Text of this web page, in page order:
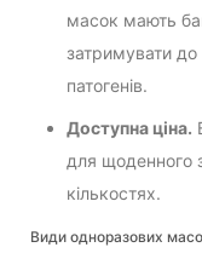
масок мають
затримувати до
патогенів.
Доступна ціна.
для щоденного
кількостях.
Види одноразових